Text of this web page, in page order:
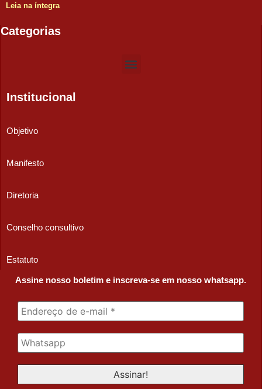
Leia na íntegra
Categorias
Institucional
Objetivo
Manifesto
Diretoria
Conselho consultivo
Estatuto
Assine nosso boletim e inscreva-se em nosso whatsapp.